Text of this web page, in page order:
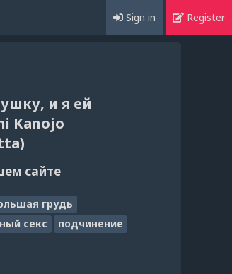
Sign in Register
и я ей
Kanojo
сайте
грудь
секс
подчинение